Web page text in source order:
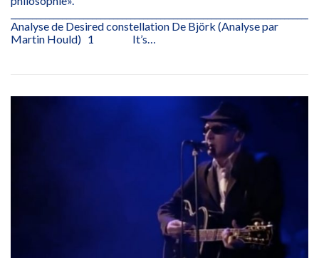
Analyse de Desired constellation De Björk (Analyse par
Martin Hould) 1 It’s…